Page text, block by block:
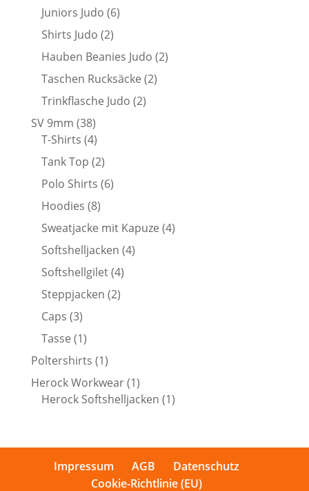
Juniors Judo 66
Shirts Judo 22
Produkte
Hauben Beanies Judo 22
Taschen Rucksäcke 22
Trinkflasche Judo 22
SV 9mm 3838
Produkte
T-Shirts 44
Produkte
Tank Top 22
Produkte
Polo Shirts 66
Hoodies 88
Produkte
Sweatjacke mit Kapuze 44
Softshelljacken 44
Softshellgilet 44
Steppjacken 22
Caps 33
Produkte
Tasse 11
Produkt
Poltershirts 11
Produkt
Herock Workwear 11
Produkt
Herock Softshelljacken 11
Impressum AGB
Datenschutz
Cookie-Richtlinie (EU)